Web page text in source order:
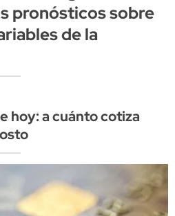
pronósticos sobre
de la
hoy: a cuánto cotiza